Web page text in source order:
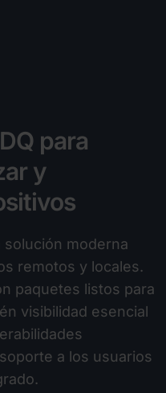
para
y
solución moderna
remotos y locales.
paquetes listos para
visibilidad esencial
a los usuarios